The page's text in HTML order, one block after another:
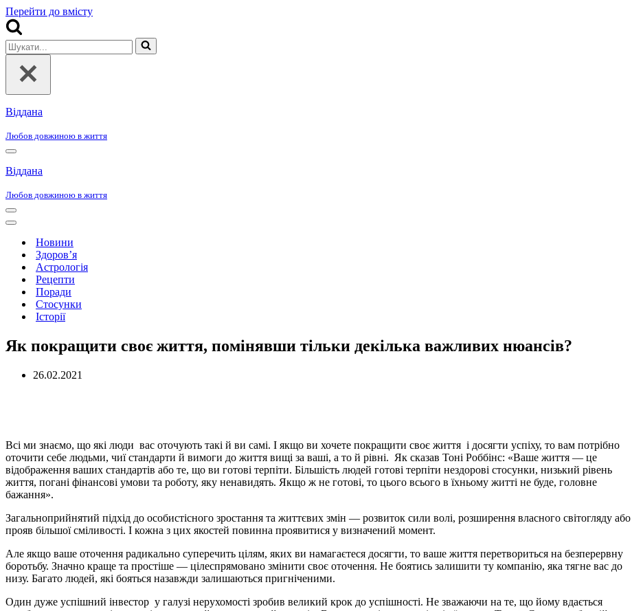
Перейти до вмісту
Шукати...
Віддана
Любов довжиною в життя
Меню
навігації
Віддана
Любов довжиною в життя
Меню
навігації
Меню
навігаціїНовини
Здоров’я
Астрологія
Рецепти
Поради
Стосунки
Історії
Як покращити своє життя, помінявши тільки декілька важливих нюансів?
26.02.2021
Всі ми знаємо, що які люди вас оточують такі й ви самі. І якщо ви хочете покращити своє життя і досягти успіху, то вам потрібно
оточити себе людьми, чиї стандарти й вимоги до життя вищі за ваші, а то й рівні. Як сказав Тоні Роббінс: «Ваше життя — це
відображення ваших стандартів або те, що ви готові терпіти. Більшість людей готові терпіти нездорові стосунки, низький рівень
життя, погані фінансові умови та роботу, яку ненавидять. Якщо ж не готові, то цього всього в їхньому житті не буде, головне
бажання».
Загальноприйнятий підхід до особистісного зростання та життєвих змін — розвиток сили волі, розширення власного світогляду або
прояв більшої сміливості. І кожна з цих якостей повинна проявитися у визначений момент.
Але якщо ваше оточення радикально суперечить цілям, яких ви намагаєтеся досягти, то ваше життя перетвориться на безперервну
боротьбу. Значно краще та простіше — цілеспрямовано змінити своє оточення. Не боятись залишити ту компанію, яка тягне вас до
низу. Багато людей, які бояться назавжди залишаються пригніченими.
Один дуже успішний інвестор у галузі нерухомості зробив великий крок до успішності. Не зважаючи на те, що йому вдається